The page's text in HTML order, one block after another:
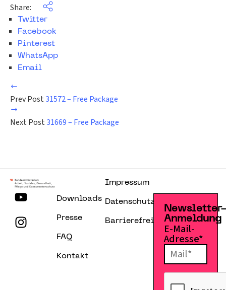
Share:
Twitter
Facebook
Pinterest
WhatsApp
Email
Prev Post31572 – Free Package
Next Post31669 – Free Package
Downloads
Presse
FAQ
Kontakt
Impressum
Datenschutzerklärung
Barrierefreiheitserklärung
Anmeldung
E-Mail-
Adresse*